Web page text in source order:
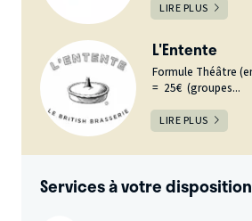
LIRE PLUS
L'Entente
Formule Théâtre
= 25€ (groupes...
LIRE PLUS
Services à votre disposition